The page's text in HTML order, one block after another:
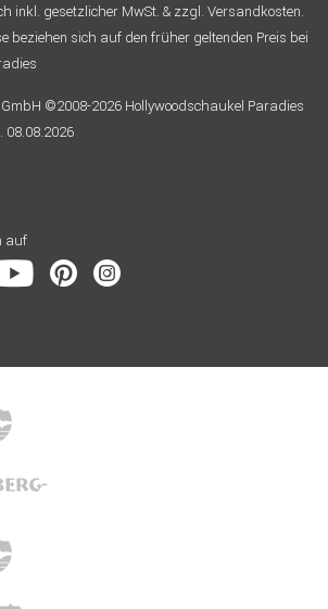
inkl. gesetzlicher MwSt. & zzgl. Versandkosten.
beziehen sich auf den früher geltenden Preis bei
GmbH ©2008-2026 Hollywoodschaukel Paradies
08.08.2026
auf